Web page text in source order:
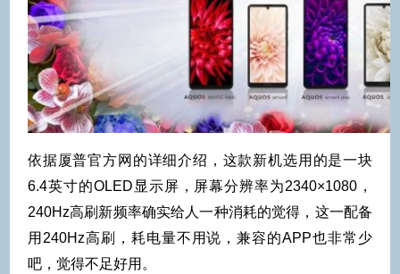
依据厦普官方网的详细介绍，这款新机选用的是一块
6.4英寸的OLED显示屏，屏幕分辨率为2340×1080，
240Hz高刷新频率确实给人一种消耗的觉得，这一配备
用240Hz高刷，耗电量不用说，兼容的APP也非常少
吧，觉得不足好用。